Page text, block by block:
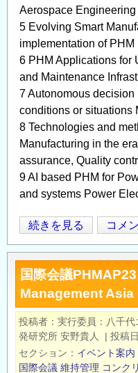
Aerospace Engineering
5 Evolving Smart
implementation of
6 PHM Applications for
and Maintenance
7 Autonomous
conditions or situations
8 Technologies and
Manufacturing in the
assurance, Quality
9 AI based PHM for
and systems Power
構
造
物
の
経
年
劣
化・
状
続きを見る コメ
国際会議
Management Asia
投稿者
実行委員：八千代
発研究所 安野貴人
| 投稿
セクション
イベント案内
国際会議 維持管理 コンク